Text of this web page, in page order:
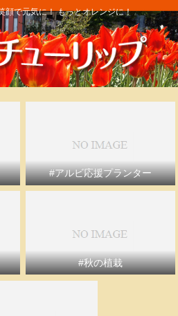
顔で元気に！ もっとオレンジに！
#アルビ応援プランター
#秋の植栽